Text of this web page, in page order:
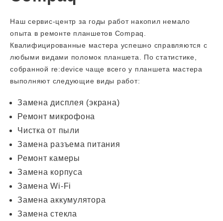
Наш сервис-центр за годы работ накопил немало
опыта в ремонте планшетов Compaq.
Квалифицированные мастера успешно справляются с
любыми видами поломок планшета. По статистике,
собранной re:device чаще всего у планшета мастера
выполняют следующие виды работ:
Замена дисплея (экрана)
Ремонт микрофона
Чистка от пыли
Замена разъема питания
Ремонт камеры
Замена корпуса
Замена Wi-Fi
Замена аккумулятора
Замена стекла